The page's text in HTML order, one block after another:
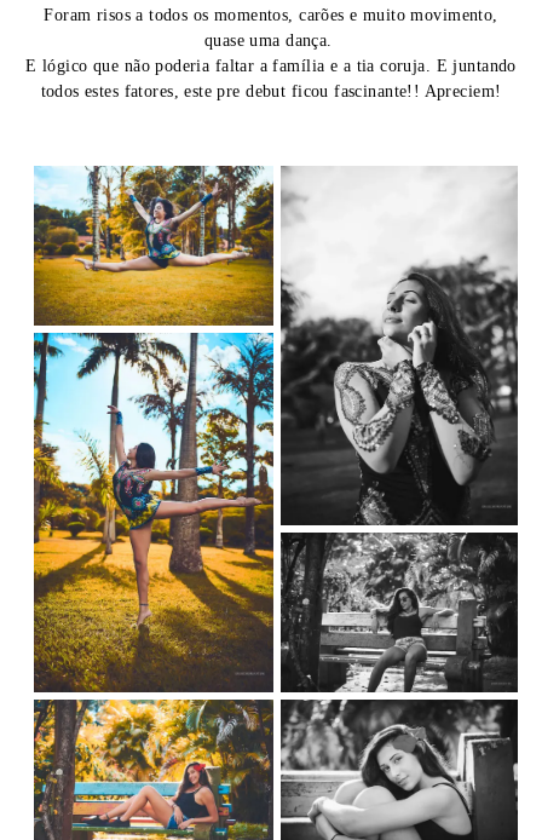
Foram risos a todos os momentos, carões e muito movimento,
quase uma dança.
E lógico que não poderia faltar a família e a tia coruja. E juntando
todos estes fatores, este pre debut ficou fascinante!! Apreciem!